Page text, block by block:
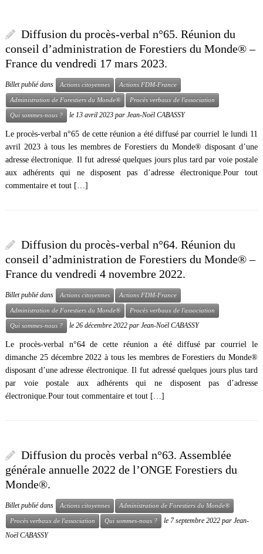
Diffusion du procès-verbal n°65. Réunion du
conseil d’administration de Forestiers du Monde® –
France du vendredi 17 mars 2023.
Billet publié dans Actions citoyennes Actions FDM-France
Administration de Forestiers du Monde® Procès verbaux de l'association
Qui sommes-nous ? le 13 avril 2023 par Jean-Noël CABASSY
Le procès-verbal n°65 de cette réunion a été diffusé par courriel le lundi 11
avril 2023 à tous les membres de Forestiers du Monde® disposant d’une
adresse électronique. Il fut adressé quelques jours plus tard par voie postale
aux adhérents qui ne disposent pas d’adresse électronique.Pour tout
commentaire et tout […]
Diffusion du procès-verbal n°64. Réunion du
conseil d’administration de Forestiers du Monde® –
France du vendredi 4 novembre 2022.
Billet publié dans Actions citoyennes Actions FDM-France
Administration de Forestiers du Monde® Procès verbaux de l'association
Qui sommes-nous ? le 26 décembre 2022 par Jean-Noël CABASSY
Le procès-verbal n°64 de cette réunion a été diffusé par courriel le
dimanche 25 décembre 2022 à tous les membres de Forestiers du Monde®
disposant d’une adresse électronique. Il fut adressé quelques jours plus tard
par voie postale aux adhérents qui ne disposent pas d’adresse
électronique.Pour tout commentaire et tout […]
Diffusion du procès verbal n°63. Assemblée
générale annuelle 2022 de l’ONGE Forestiers du
Monde®.
Billet publié dans Actions citoyennes Administration de Forestiers du Monde®
Procès verbaux de l'association Qui sommes-nous ? le 7 septembre 2022 par Jean-
Noël CABASSY